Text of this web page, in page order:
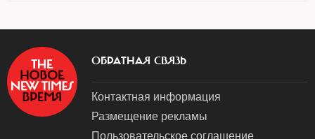
ОБРАТНАЯ СВЯЗЬ
Контактная информация
Размещение рекламы
Пользовательское соглашение